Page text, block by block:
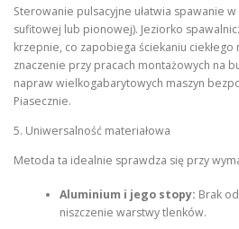
Sterowanie pulsacyjne ułatwia spawanie
sufitowej lub pionowej). Jeziorko
krzepnie, co zapobiega ściekaniu
znaczenie przy pracach montażowych na
napraw wielkogabarytowych maszyn
Piasecznie.
5. Uniwersalność materiałowa
Metoda ta idealnie sprawdza się przy
Aluminium i jego stopy: Brak
niszczenie warstwy tlenków.